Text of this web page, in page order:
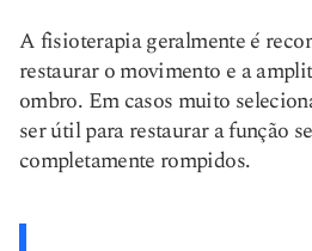
A fisioterapia geralmente é
restaurar o movimento e a
ombro. Em casos muito
ser útil para restaurar a função
completamente rompidos.